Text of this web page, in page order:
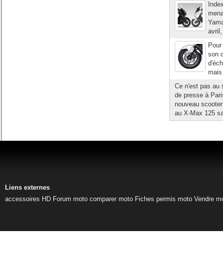
son
Ce n'est pas au
de presse à
nouveau
au X-Max 125
Liens externes
accessoires HD Forum moto comparer moto Fiches permis moto Vendre